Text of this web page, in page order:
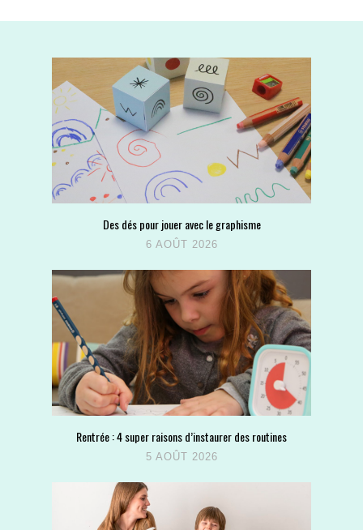
Des dés pour jouer avec le graphisme
6 AOÛT 2026
Rentrée : 4 super raisons d’instaurer des routines
5 AOÛT 2026